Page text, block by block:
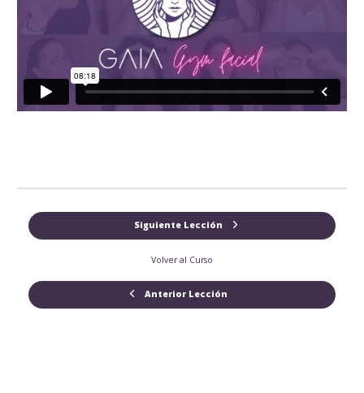
Anterior Lección
Volver al Curso
Siguiente Lección